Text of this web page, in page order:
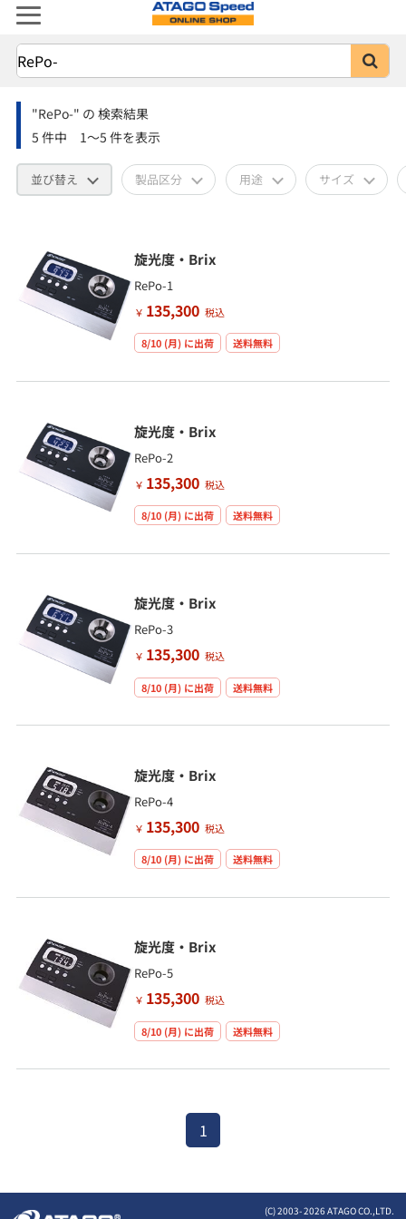
"RePo-" の 検索結果
5 件中 1～5 件を表示
並び替え 製品区分 用途 サイズ
旋光度・Brix
RePo-1
￥ 135,300 税込
8/10 (月)に出荷 送料無料
旋光度・Brix
RePo-2
￥ 135,300 税込
8/10 (月)に出荷 送料無料
旋光度・Brix
RePo-3
￥ 135,300 税込
8/10 (月)に出荷 送料無料
旋光度・Brix
RePo-4
￥ 135,300 税込
8/10 (月)に出荷 送料無料
旋光度・Brix
RePo-5
￥ 135,300 税込
8/10 (月)に出荷 送料無料
1
(C) 2003-2026 ATAGO CO.,LTD.